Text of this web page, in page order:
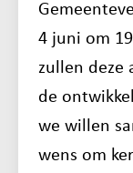
4 juni om
zullen deze
de
we willen
wens om